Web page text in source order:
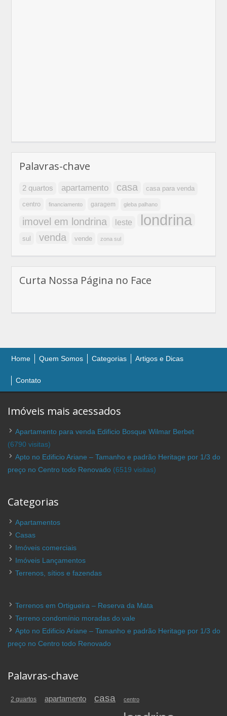
Palavras-chave
2 quartos apartamento casa casa para venda
centro financiamento garagem gleba palhano
imovel em londrina leste londrina
sul venda vende zona sul
Curta Nossa Página no Face
Home Quem Somos Categorias Artigos e Dicas
Contato
Imóveis mais acessados
Apartamento para venda Edificio Bosque Wilmar Berbet
(6790 visitas)
Apto no Edificio Ariane – Tamanho e padrão Heritage por 1/3 do
preço no Centro todo Renovado (6519 visitas)
Categorias
Apartamentos
Casas
Imóveis comerciais
Imóveis Lançamentos
Terrenos, sítios e fazendas
Terrenos em Ortigueira – Reserva da Mata
Terreno condomínio moradas do vale
Apto no Edificio Ariane – Tamanho e padrão Heritage por 1/3 do
preço no Centro todo Renovado
Palavras-chave
2 quartos apartamento casa centro